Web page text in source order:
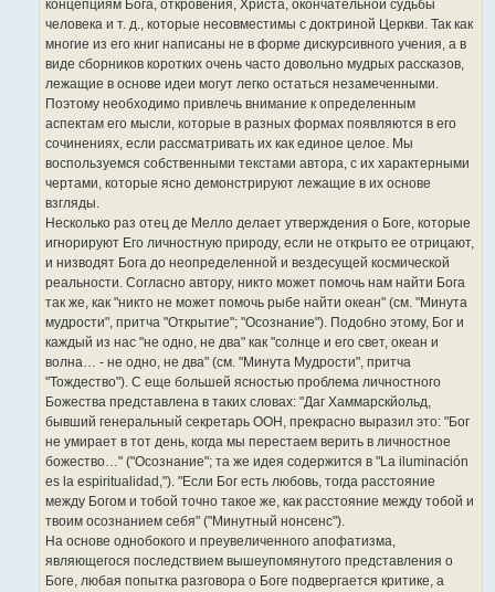
концепциям Бога, откровения, Христа, окончательной судьбы
человека и т. д., которые несовместимы с доктриной Церкви. Так как
многие из его книг написаны не в форме дискурсивного учения, а в
виде сборников коротких очень часто довольно мудрых рассказов,
лежащие в основе идеи могут легко остаться незамеченными.
Поэтому необходимо привлечь внимание к определенным
аспектам его мысли, которые в разных формах появляются в его
сочинениях, если рассматривать их как единое целое. Мы
воспользуемся собственными текстами автора, с их характерными
чертами, которые ясно демонстрируют лежащие в их основе
взгляды.
Несколько раз отец де Мелло делает утверждения о Боге, которые
игнорируют Его личностную природу, если не открыто ее отрицают,
и низводят Бога до неопределенной и вездесущей космической
реальности. Согласно автору, никто может помочь нам найти Бога
так же, как "никто не может помочь рыбе найти океан" (см. "Минута
мудрости", притча "Открытие"; "Осознание"). Подобно этому, Бог и
каждый из нас "не одно, не два" как "солнце и его свет, океан и
волна… - не одно, не два" (см. "Минута Мудрости", притча
"Тождество"). С еще большей ясностью проблема личностного
Божества представлена в таких словах: "Даг Хаммарскйольд,
бывший генеральный секретарь ООН, прекрасно выразил это: "Бог
не умирает в тот день, когда мы перестаем верить в личностное
божество…" ("Осознание"; та же идея содержится в "La iluminación
es la espiritualidad,"). "Если Бог есть любовь, тогда расстояние
между Богом и тобой точно такое же, как расстояние между тобой и
твоим осознанием себя" ("Минутный нонсенс").
На основе однобокого и преувеличенного апофатизма,
являющегося последствием вышеупомянутого представления о
Боге, любая попытка разговора о Боге подвергается критике, а